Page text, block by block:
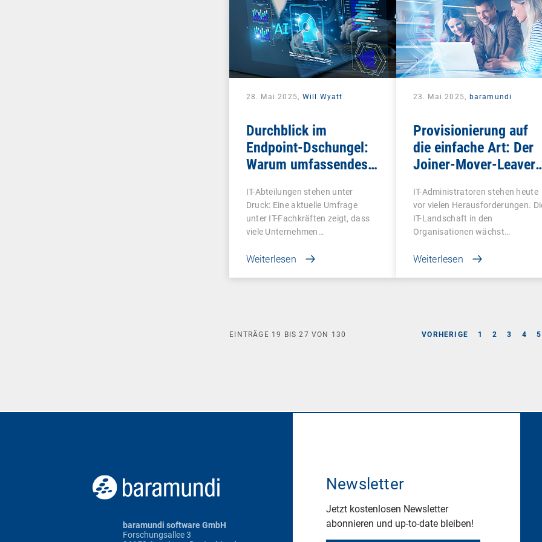
28. Mai 2025, Will Wyatt
Durchblick im
Endpoint-Dschungel:
Warum umfassendes
ist denn je
IT-Abteilungen stehen unter
Druck: Eine aktuelle Umfrage
unter IT-Fachkräften zeigt, dass
viele Unternehmen…
Weiterlesen
23. Mai 2025, baramundi
Provisionierung auf
die einfache Art: Der
Joiner-Mover-Leaver-
IT-Administratoren stehen heute
vor vielen Herausforderungen.
IT-Landschaft in den
Organisationen wächst…
Weiterlesen
VORHERIGE 1 2 3 4 5
EINTRÄGE 19 BIS27 VON 130
baramundi software GmbH
Forschungsallee 3
Newsletter
Jetzt kostenlosen Newsletter
abonnieren und up-to-date bleiben!